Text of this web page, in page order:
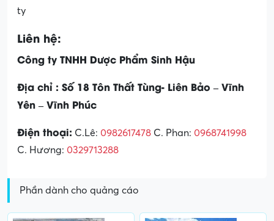
ty
Liên hệ:
Công ty TNHH Dược Phẩm Sinh Hậu
Địa chỉ : Số 18 Tôn Thất Tùng- Liên Bảo – Vĩnh
Yên – Vĩnh Phúc
Điện thoại: C.Lê: 0982617478 C. Phan: 0968741998
C. Hương: 0329713288
Phần dành cho quảng cáo